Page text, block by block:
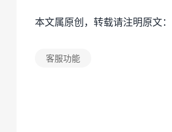
本文属原创，转载请注明原文：
客服功能